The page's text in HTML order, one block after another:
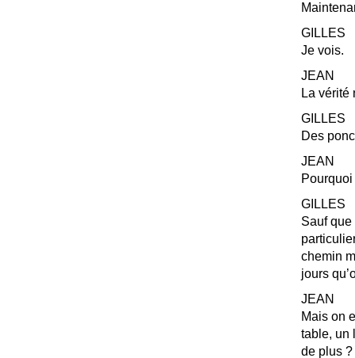
GILLES
Je vois.
JEAN
La vérité
GILLES
Des
JEAN
Pourquoi
GILLES
Sauf
chemin
jours
JEAN
Mais on
table, un
de plus ?